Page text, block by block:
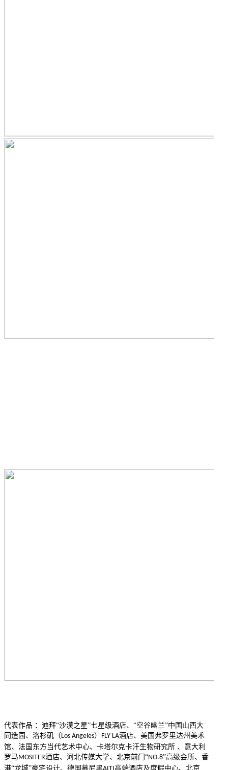
代表作品 ：迪拜“沙漠之星”七星级酒店、“空谷幽兰”中国山西大
同造园、洛杉矶（ Los Angeles） FLY LA酒店、美国弗罗里达州美术
馆、法国东方当代艺术中心、卡塔尔克卡汗生物研究所 、意大利
罗马 MOSITER酒店、河北传媒大学、北京前门“NO.8”高级会所、香
港“龙城”豪宅设计、德国慕尼黑
高端酒店及度假中心、北京